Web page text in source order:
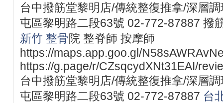
台中撥筋堂黎明店/傳統整復推拿/深層
屯區黎明路二段63號 02-772-87887 撥
新竹 整骨院 整脊師 按摩師
https://maps.app.goo.gl/
https://g.page/r/CZsqcydXNt31EAI/
台中撥筋堂黎明店/傳統整復推拿/深層
屯區黎明路二段63號 02-772-87887 台